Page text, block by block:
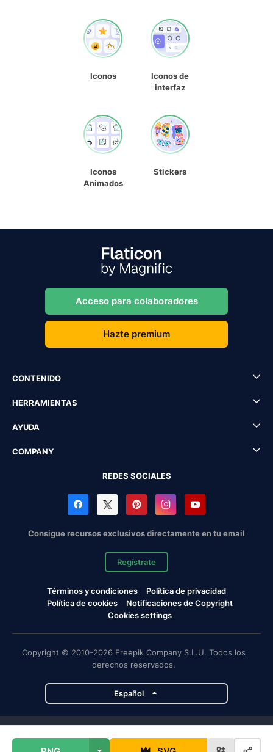
Iconos
Iconos de
interfaz
Iconos
Animados
Stickers
Acceso para colaboradores
Hazte premium
CONTENIDO
HERRAMIENTAS
AYUDA
COMPANY
REDES SOCIALES
Consigue recursos exclusivos directamente en tu email
Regístrate
Términos y condiciones
Política de privacidad
Política de cookies
Notificaciones de Copyright
Cookies settings
Copyright © 2010-2026 Freepik Company S.L.U. Todos los
derechos reservados.
Español